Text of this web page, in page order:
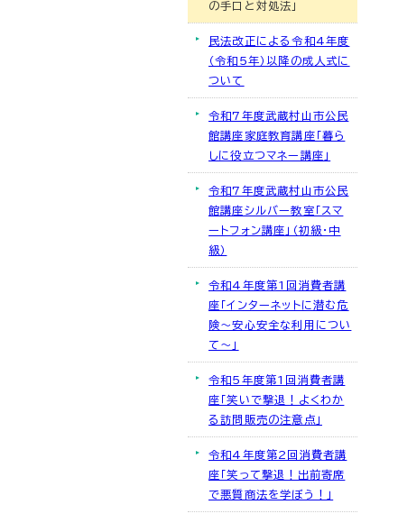
の手口と対処法」
民法改正による令和4年度
（令和5年）以降の成人式に
ついて
令和7年度武蔵村山市公民
館講座家庭教育講座「暮ら
しに役立つマネー講座」
令和7年度武蔵村山市公民
館講座シルバー教室「スマ
ートフォン講座」（初級・中
級）
令和4年度第1回消費者講
座「インターネットに潜む危
険～安心安全な利用につい
て～」
令和5年度第1回消費者講
座「笑いで撃退！よくわか
る訪問販売の注意点」
令和4年度第2回消費者講
座「笑って撃退！出前寄席
で悪質商法を学ぼう！」